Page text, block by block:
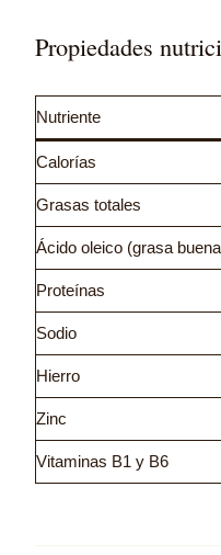
Propiedades
Nutriente
Calorías
Grasas totales
Ácido oleico (grasa
Proteínas
Sodio
Hierro
Zinc
Vitaminas B1 y B6